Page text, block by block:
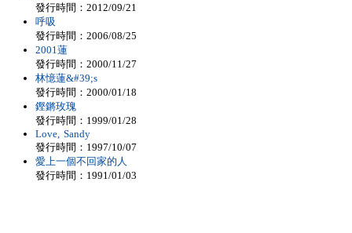
發行時間：2012/09/21
呼吸
發行時間：2006/08/25
2001蓮
發行時間：2000/11/27
林憶蓮&#39;s
發行時間：2000/01/18
鏗鏘玫瑰
發行時間：1999/01/28
Love, Sandy
發行時間：1997/10/07
愛上一個不回家的人
發行時間：1991/01/03